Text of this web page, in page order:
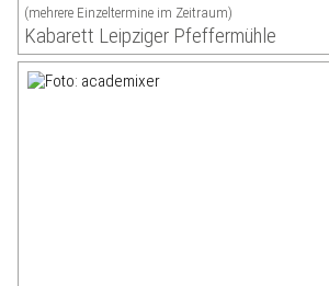
(mehrere Einzeltermine im Zeitraum)
Kabarett Leipziger Pfeffermühle